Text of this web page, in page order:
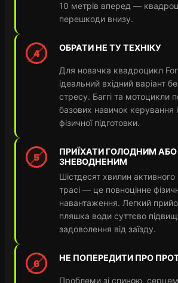
10 метрів вперед —
перешкоди внизу.
4
ОБРАТИ НЕ ТУ ТЕХНІКУ
Для новачка квадроцикл
ідеальний вхідний варіант
стресу. Баггі та мотоцикли
базових навичок керування
фізичної підготовки.
5
ПРИЇХАТИ ГОЛОДНИМ АБО
ЗНЕВОДНЕНИМ
Шістдесят хвилин
трасі — це повноцінне
навантаження. Легкий
пляшка води суттєво
задоволення від заїзду.
6
НЕ ПОПЕРЕДИТИ ПРО
Проблеми зі спиною,